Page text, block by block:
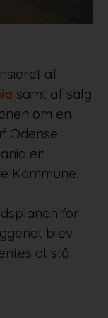
af
samt af salg
om en
Odense
en
Kommune.
for
blev
at stå